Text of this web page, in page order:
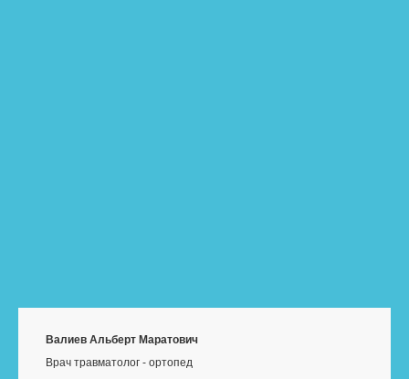
Валиев Альберт Маратович
Врач травматолог - ортопед